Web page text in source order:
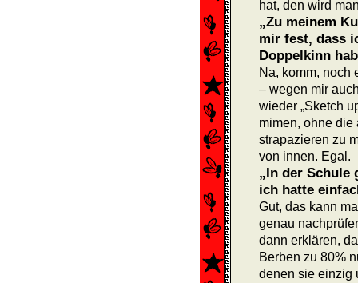
hat, den wird
„Zu meinem
mir fest, dass
Doppelkinn
Na, komm, noch
– wegen mir
wieder „Sketch
mimen, ohne
strapazieren zu
von innen. Egal.
„In der
ich hatte
Gut, das kann
genau
dann erklären,
Berben zu 80%
denen sie einzig